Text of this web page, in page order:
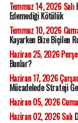
Temmuz 14, 2026 Salı
Edemediği Kötülük
Temmuz 10, 2026
Kayarken Bize Biçilen
Haziran 25, 2026
Bunlar?
Haziran 17, 2026
Mücadelede Strateji
Haziran 05, 2026 Cuma
Haziran 02, 2026 Salı